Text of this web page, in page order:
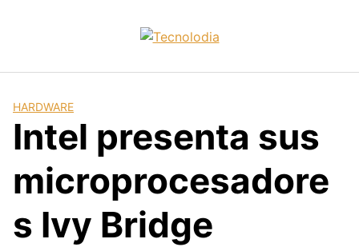
HARDWARE
Intel presenta sus
microprocesadore
s Ivy Bridge